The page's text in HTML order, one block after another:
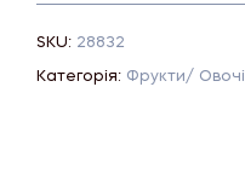
SKU: 28832
Категорія: Фрукти/ Овочі